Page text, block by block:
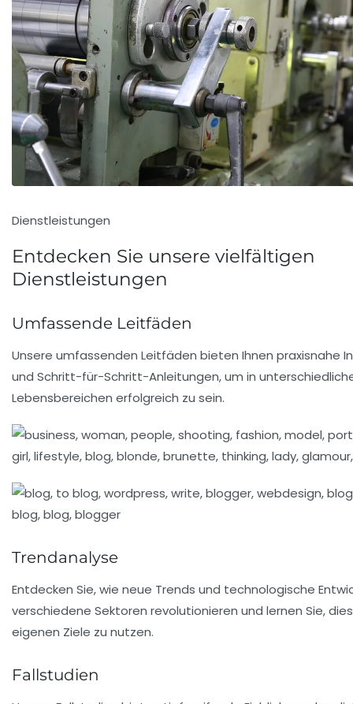
Dienstleistungen
Entdecken Sie unsere vielfältigen
Dienstleistungen
Umfassende Leitfäden
Unsere umfassenden Leitfäden bieten Ihnen praxisnahe
und Schritt-für-Schritt-Anleitungen, um in
Lebensbereichen erfolgreich zu sein.
Trendanalyse
Entdecken Sie, wie neue Trends und technologische
verschiedene Sektoren revolutionieren und lernen Sie,
eigenen Ziele zu nutzen.
Fallstudien